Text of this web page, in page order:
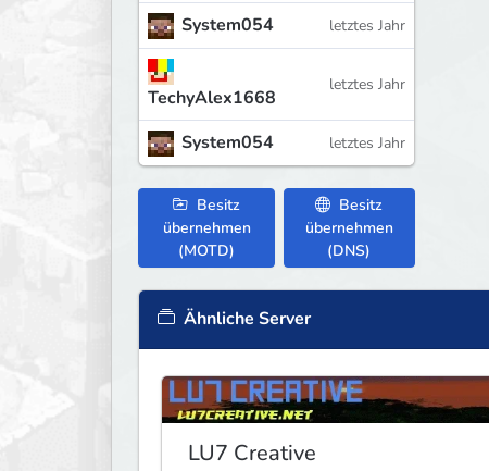
System054 letztes Jahr
TechyAlex1668
letztes Jahr
System054 letztes Jahr
Besitz
übernehmen
(MOTD)
Besitz
übernehmen
(DNS)
Ähnliche Server
LU7 Creative